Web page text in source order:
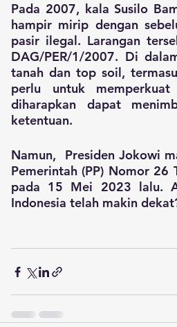
Pada 2007, kala Susilo
hampir mirip dengan
pasir ilegal. Larangan
DAG/PER/1/2007. Di
tanah dan top soil,
perlu untuk
diharapkan dapat
ketentuan.
Namun,  Presiden Jokowi
Pemerintah (PP) Nomor 26
pada 15 Mei 2023 lalu.
Indonesia telah makin